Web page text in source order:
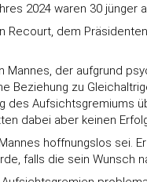
2024 waren 30 jünger
Recourt, dem
Mannes, der aufgrund
Beziehung zu
Aufsichtsgremiums
dabei aber keinen
hoffnungslos sei.
falls die sein Wunsch